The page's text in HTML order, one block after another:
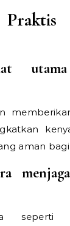
utama
aman
seperti